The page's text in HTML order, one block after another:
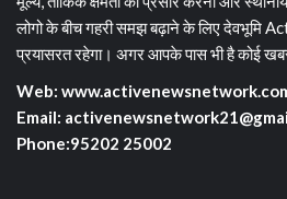
लोगो के बीच गहरी समझ बढ़ाने के लिए देवभूमि
प्रयासरत रहेगा। अगर आपके पास भी है कोई
Web:
Email:
Phone:95202 25002